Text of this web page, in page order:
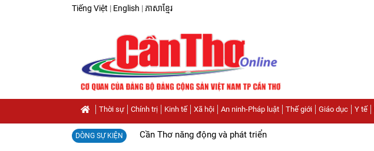
Tiếng Việt | English | ភាសាខ្មែរ
Thời sự Chính trị Kinh tế Xã hội An ninh-Pháp luật Thế giới Giáo dục Y tế
DÒNG SỰ KIỆN Cần Thơ năng động và phát triển